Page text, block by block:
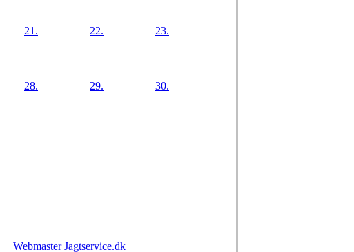
21. 22. 23.
28. 29. 30.
Webmaster Jagtservice.dk